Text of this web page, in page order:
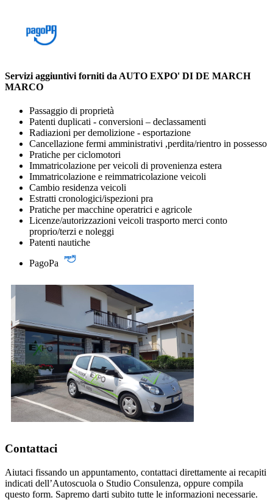
Servizi aggiuntivi forniti da AUTO EXPO' DI DE MARCH
MARCO
Passaggio di proprietà
Patenti duplicati - conversioni – declassamenti
Radiazioni per demolizione - esportazione
Cancellazione fermi amministrativi ,perdita/rientro in possesso
Pratiche per ciclomotori
Immatricolazione per veicoli di provenienza estera
Immatricolazione e reimmatricolazione veicoli
Cambio residenza veicoli
Estratti cronologici/ispezioni pra
Pratiche per macchine operatrici e agricole
Licenze/autorizzazioni veicoli trasporto merci conto
proprio/terzi e noleggi
Patenti nautiche
PagoPa
Contattaci
Aiutaci fissando un appuntamento, contattaci direttamente ai recapiti
indicati dell’Autoscuola o Studio Consulenza, oppure compila
questo form. Sapremo darti subito tutte le informazioni necessarie.